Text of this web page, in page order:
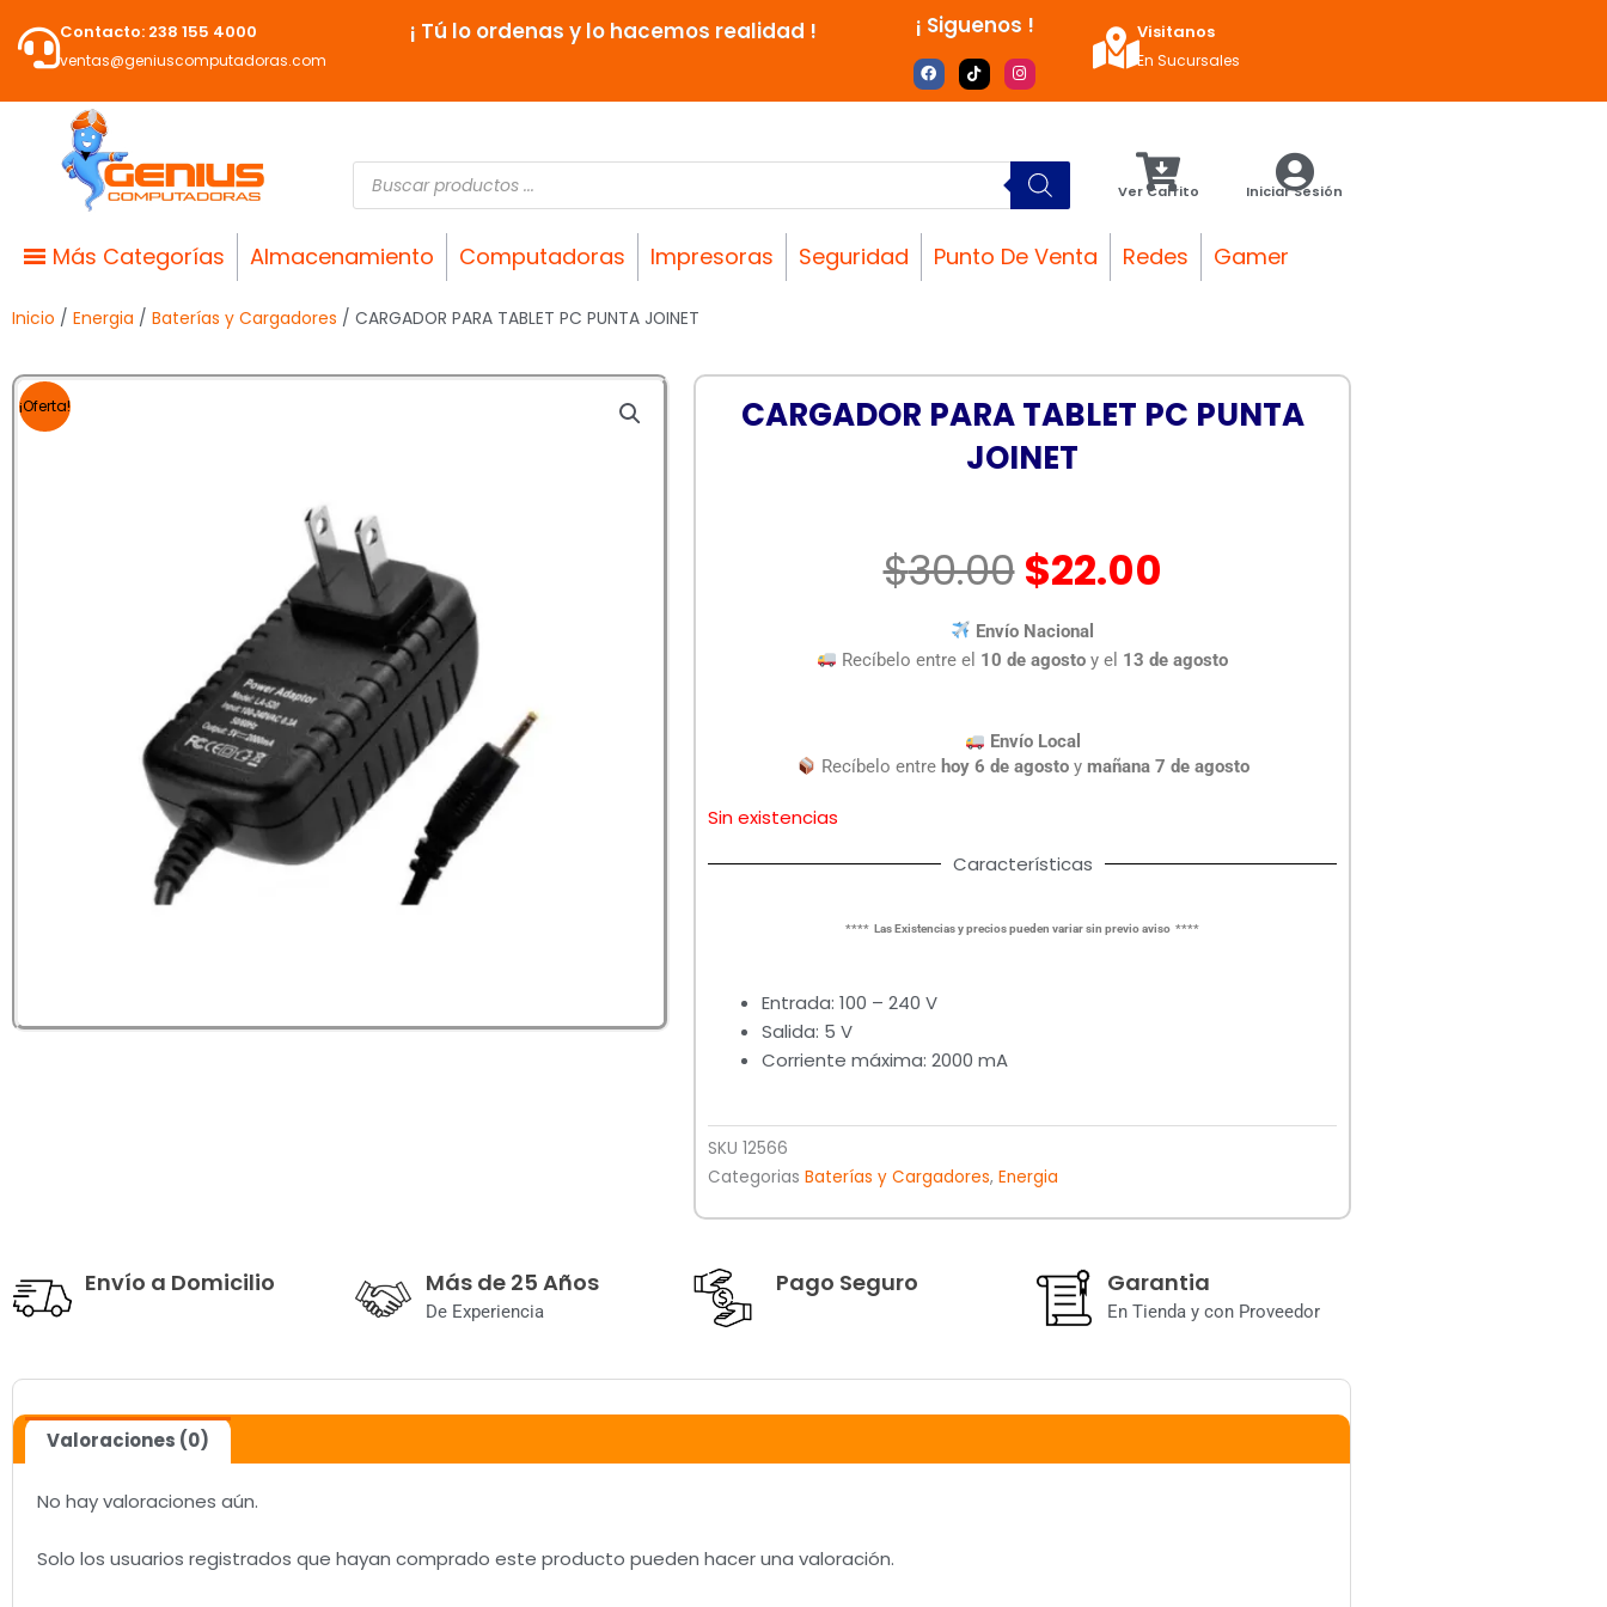
contenido
Contacto: 238 155 4000
ventas@geniuscomputadoras.com
¡ Tú lo ordenas y lo hacemos realidad ! ¡ Siguenos !
F
a
o
T
i
k
I
n
g
a
m
Visitanos
En Sucursales
Búsqueda
de
productos
Ver Carrito Iniciar Sesión
Más Categorías Almacenamiento Computadoras Impresoras Seguridad Punto De Venta Redes Gamer
Inicio / Energia / Baterías y Cargadores / CARGADOR PARA TABLET PC PUNTA JOINET
¡Oferta!
CARGADOR PARA TABLET PC PUNTA
JOINET
$30.00El
precio
original
era:
$30.00.
$22.00
es:
$22.00.
Envío Nacional
Recíbelo entre el 10 de agosto y el 13 de agosto
Envío Local
Recíbelo entre hoy 6 de agostoy mañana 7 de agosto
Sin existencias
Características
**** Las Existencias y precios pueden variar sin previo aviso ****
Entrada: 100 – 240 V
Salida: 5 V
Corriente máxima: 2000 mA
SKU 12566
Categorias Baterías y Cargadores, Energia
Envío a Domicilio Más de 25 Años
De Experiencia
Pago Seguro Garantia
En Tienda y con Proveedor
Valoraciones (0)
No hay valoraciones aún.
Solo los usuarios registrados que hayan comprado este producto pueden hacer una valoración.